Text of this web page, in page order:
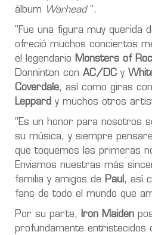
álbum
Warhead".
"Fue una figura muy querida
ofreció muchos conciertos
el legendario Monsters of
Donninton con AC/DC y
Coverdale, así como giras con
Leppard y muchos otros
“Es un honor para nosotros
su música, y siempre
que toquemos las primeras
Enviamos nuestras más
familia y amigos de Paul, así
fans de todo el mundo que
Por su parte, Iron Maiden
profundamente entristecidos